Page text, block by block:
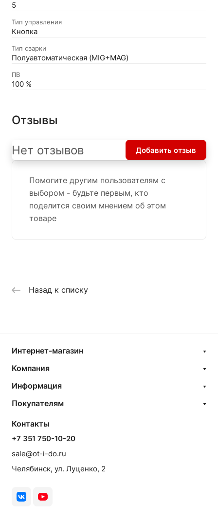
5
Тип управления
Кнопка
Тип сварки
Полуавтоматическая (MIG+MAG)
ПВ
100 %
Отзывы
Помогите другим пользователям с
выбором - будьте первым, кто
поделится своим мнением об этом
товаре
Нет отзывов Добавить отзыв
Назад к списку
Интернет-магазин
Компания
Информация
Покупателям
Контакты
+7 351 750-10-20
sale@ot-i-do.ru
Челябинск, ул. Луценко, 2